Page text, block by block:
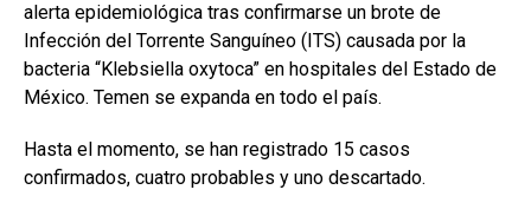
alerta epidemiológica tras confirmarse un brote de
Infección del Torrente Sanguíneo (ITS) causada por la
bacteria “Klebsiella oxytoca” en hospitales del Estado de
México. Temen se expanda en todo el país.
Hasta el momento, se han registrado 15 casos
confirmados, cuatro probables y uno descartado.